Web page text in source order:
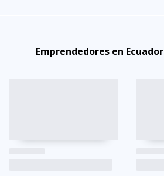
Emprendedores en Ecuador